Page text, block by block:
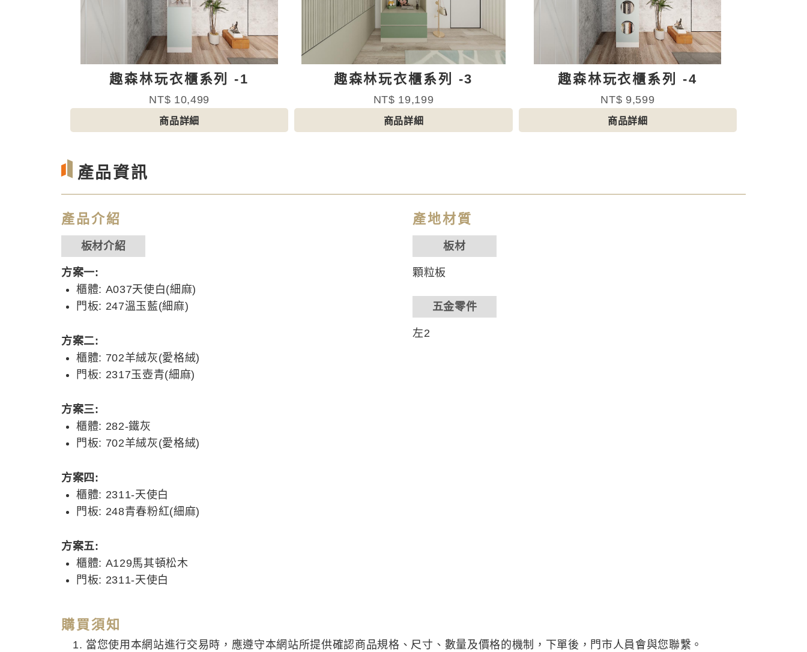
趣森林玩衣櫃系列 -1
NT$ 10,499
商品詳細
趣森林玩衣櫃系列 -3
NT$ 19,199
商品詳細
趣森林玩衣櫃系列 -4
NT$ 9,599
商品詳細
產品資訊
產品介紹
板材介紹
方案一:
櫃體: A037天使白(細麻)
門板: 247溫玉藍(細麻)
方案二:
櫃體: 702羊絨灰(愛格絨)
門板: 2317玉壺青(細麻)
方案三:
櫃體: 282-鐵灰
門板: 702羊絨灰(愛格絨)
方案四:
櫃體: 2311-天使白
門板: 248青春粉紅(細麻)
方案五:
櫃體: A129馬其頓松木
門板: 2311-天使白
產地材質
板材
顆粒板
五金零件
左2
購買須知
當您使用本網站進行交易時，應遵守本網站所提供確認商品規格、尺寸、數量及價格的機制，下單後，門市人員會與您聯繫。